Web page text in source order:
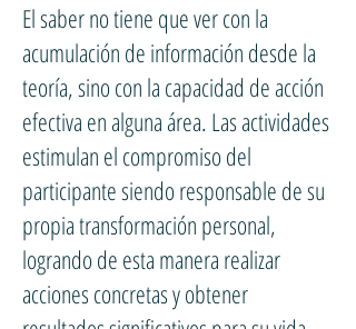
El saber no tiene que ver con la
acumulación de información desde la
teoría, sino con la capacidad de acción
efectiva en alguna área. Las actividades
estimulan el compromiso del
participante siendo responsable de su
propia transformación personal,
logrando de esta manera realizar
acciones concretas y obtener